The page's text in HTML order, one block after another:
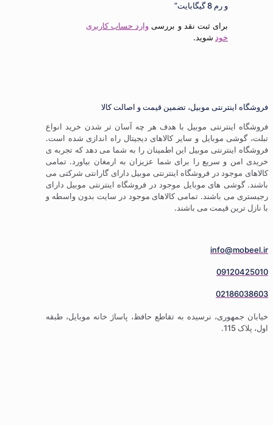
برای ثبت نقد و بررسیوارد حساب کاربری
موبیل، تضمین قیمت و اصالت کالا
موبیل با هدف هر چه آسان تر شدن خرید انواع
و سایر کالاهای دیجیتال راه اندازی شده است.
موبیل این اطمینان را به شما می دهد که تجربه ی
سریع را برای شما عزیزان به ارمغان بیاورد. تمامی
در فروشگاه اینترنتی موبیل دارای گارانتی شرکتی می
های موبایل موجود در فروشگاه اینترنتی موبیل دارای
باشند. تمامی کالاهای موجود در سایت بدون واسطه و
قیمت می باشند.
نرسیده به تقاطع حافظ، پاساژ خانه موبایل، طبقه